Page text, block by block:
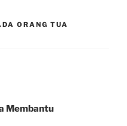
ORANG TUA
Membantu